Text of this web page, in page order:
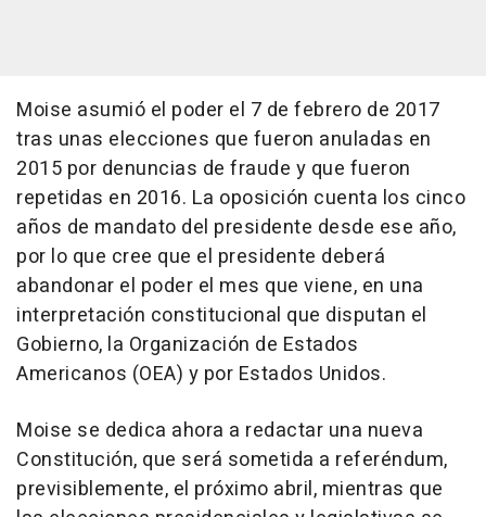
Moise asumió el poder el 7 de febrero de 2017
tras unas elecciones que fueron anuladas en
2015 por denuncias de fraude y que fueron
repetidas en 2016. La oposición cuenta los cinco
años de mandato del presidente desde ese año,
por lo que cree que el presidente deberá
abandonar el poder el mes que viene, en una
interpretación constitucional que disputan el
Gobierno, la Organización de Estados
Americanos (OEA) y por Estados Unidos.
Moise se dedica ahora a redactar una nueva
Constitución, que será sometida a referéndum,
previsiblemente, el próximo abril, mientras que